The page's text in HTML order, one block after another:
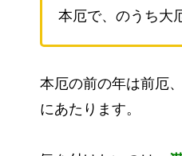
本厄で、のうち大
本厄の前の年は前厄
にあたります。